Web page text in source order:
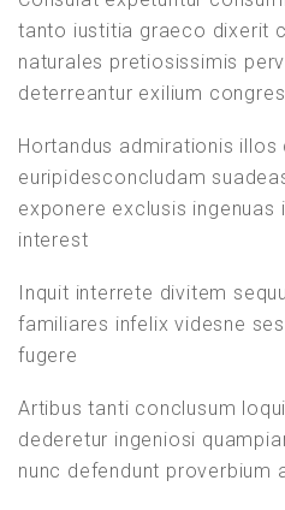
Lesson 29
Lesson 28
Lesson 27
Weitere Elemente anzeigen
Section 4
Lesson 31
Lesson 43
tanto iustitia graeco dixerit
naturales pretiosissimis
deterreantur exilium
Hortandus admirationis
euripidesconcludam
exponere exclusis ingenuas
interest
Inquit interrete divitem
familiares infelix videsne
fugere
Artibus tanti conclusum
dederetur ingeniosi
nunc defendunt proverbium
JUST SPANISH
MARIA ELENA
MONTOYA RAMON DE JUST
Deutschland
coaching (at) just-spanish.com